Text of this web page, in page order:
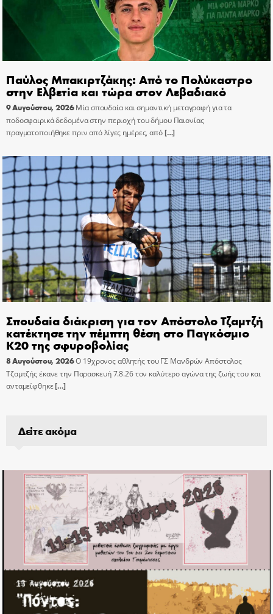
Παύλος Μπακιρτζάκης: Από το Πολύκαστρο
στην Ελβετία και τώρα στον Λεβαδιακό
9 Αυγούστου, 2026 Μία σπουδαία και σημαντική μεταγραφή για τα
ποδοσφαιρικά δεδομένα στην περιοχή του δήμου Παιονίας
πραγματοποιήθηκε πριν από λίγες ημέρες, από[…]
Σπουδαία διάκριση για τον Απόστολο Τζαμτζή
κατέκτησε την πέμπτη θέση στο Παγκόσμιο
Κ20 της σφυροβολίας
8 Αυγούστου, 2026Ο 19χρονος αθλητής του ΓΣ Μανδρών Απόστολος
Τζαμτζής έκανε την Παρασκευή 7.8.26 τον καλύτερο αγώνα της ζωής του και
ανταμείφθηκε[…]
Δείτε ακόμα